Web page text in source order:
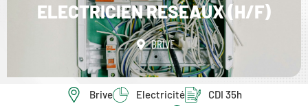
ELECTRICIEN RESEAUX (H/F)
BRIVE
Brive Electricité
CDI 35h